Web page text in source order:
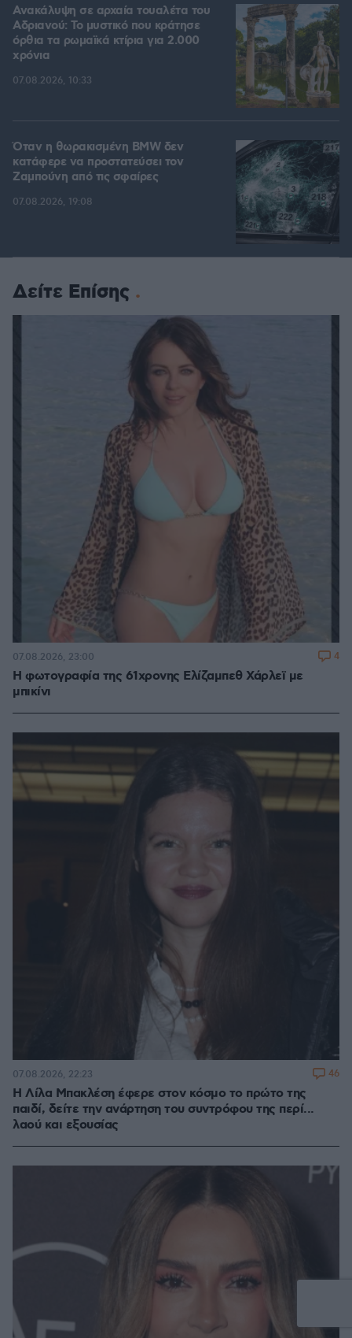
Ανακάλυψη σε αρχαία τουαλέτα του
Αδριανού: Το μυστικό που κράτησε
όρθια τα ρωμαϊκά κτίρια για 2.000
χρόνια
07.08.2026, 10:33
Όταν η θωρακισμένη BMW δεν
κατάφερε να προστατεύσει τον
Ζαμπούνη από τις σφαίρες
07.08.2026, 19:08
Δείτε Επίσης
Η φωτογραφία της 61χρονης Ελίζαμπεθ Χάρλεϊ με
μπικίνι
07.08.2026, 23:00 4
Η Λίλα Μπακλέση έφερε στον κόσμο το πρώτο της
παιδί, δείτε την ανάρτηση του συντρόφου της περί...
λαού και εξουσίας
07.08.2026, 22:23 46